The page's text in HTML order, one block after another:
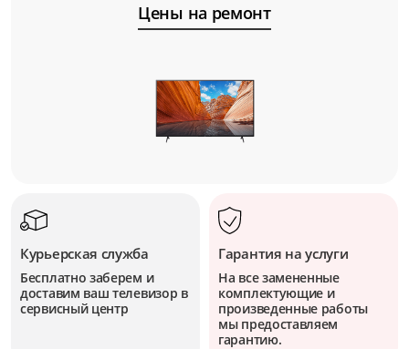
Цены на ремонт
Курьерская служба
Бесплатно заберем и
доставим ваш телевизор в
сервисный центр
Гарантия на услуги
На все замененные
комплектующие и
произведенные работы
мы предоставляем
гарантию.